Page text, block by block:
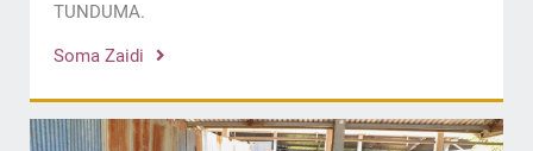
TUNDUMA.
Soma Zaidi